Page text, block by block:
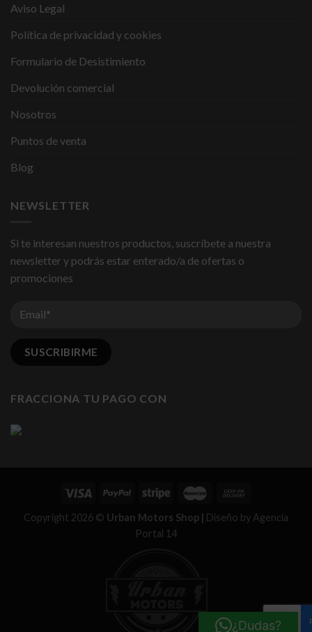
Aviso Legal
Política de privacidad y cookies
Formulario de Desistimiento
Devolución comercial
Nosotros
Puntos de venta
Blog
NEWSLETTER
Si te interesan nuestros productos, suscríbete a nuestra
newsletter y podrás estar enterado/a de ofertas o
promociones
FRACCIONA TU PAGO CON
Copyright 2026 © Urban Motors Shop | Diseño by Agencia
Portal 14
¿Dudas?